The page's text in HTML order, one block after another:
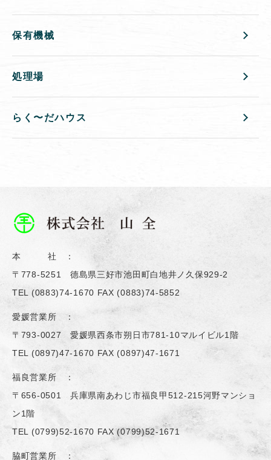
保有機械
処理場
らく〜だハウス
本 社 ：
〒778-5251 德島県三好市池田町白地井ノ久保929-2
TEL (0883)74-1670 FAX (0883)74-5852
愛媛営業所 ：
〒793-0027 愛媛県西条市朔日市781-10マルイビル1階
TEL (0897)47-1670 FAX (0897)47-1671
福良営業所 ：
〒656-0501 兵庫県南あわじ市福良甲512-215河野マンショ
ン1階
TEL (0799)52-1670 FAX (0799)52-1671
脇町営業所 ：